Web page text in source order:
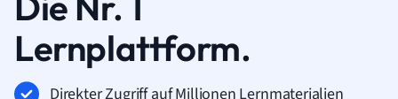
Lernplattform.
Direkter Zugriff auf Millionen Lernmaterialien